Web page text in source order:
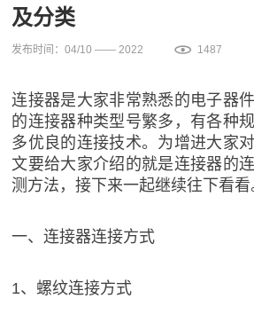
及分类
发布时间：04/10 —— 2022 1487
连接器是大家非常熟悉的电子器
的连接器种类型号繁多，有各种
多优良的连接技术。为增进大家
文要给大家介绍的就是连接器的
测方法，接下来一起继续往下看看
一、连接器连接方式
1、螺纹连接方式